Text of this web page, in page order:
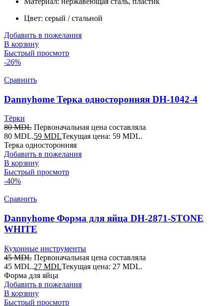
Цвет: серый / стальной
Добавить в пожелания
В корзину
Быстрый просмотр
-26%
Сравнить
Dannyhome Терка односторонняя DH-1042-4
Тёрки
80MDL Первоначальная цена составляла
80 MDL.59 MDLТекущая цена: 59 MDL.
Терка односторонняя
Добавить в пожелания
В корзину
Быстрый просмотр
-40%
Сравнить
Dannyhome Форма для яйца DH-2871-STONE
WHITE
Кухонные инструменты
45MDL Первоначальная цена составляла
45 MDL.27 MDLТекущая цена: 27 MDL.
Форма для яйца
Добавить в пожелания
В корзину
Быстрый просмотр